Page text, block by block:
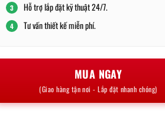
3 Hỗ trợ lắp đặt kỹ thuật 24/7.
4 Tư vấn thiết kế miễn phí.
MUA NGAY
(Giao hàng tận nơi - Lắp đặt nhanh chóng)